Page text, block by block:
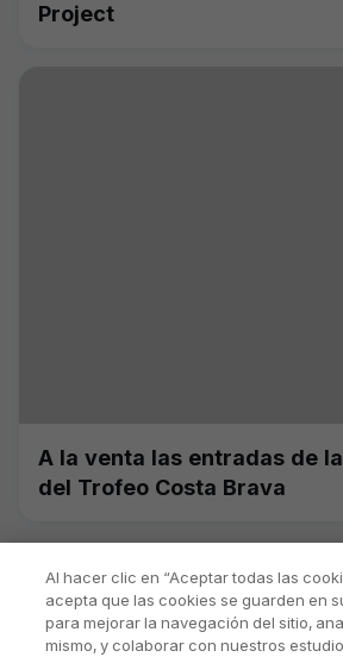
Project
A la venta las entradas de la 43
del Trofeo Costa Brava
Al hacer clic en “Aceptar todas las
acepta que las cookies se guarden en
para mejorar la navegación del sitio,
mismo, y colaborar con nuestros